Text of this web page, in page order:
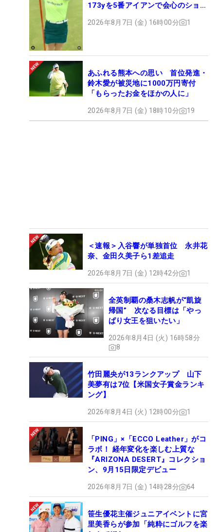
173yを5番アイアンで会心のショッ
2026年8月7日 (金) 16時00分 1
あふれる熊本への思い 首位発進・
鈴木愛が被災地に1000万円寄付
「もらったお金をほかの人に」
2026年8月7日 (金) 18時10分 19
＜速報＞入谷響が単独首位 永井花
奈、金田久美子ら1差追走
2026年8月7日 (金) 12時42分 1
全英制覇の桑木志帆が“凱旋
帰国” 次なる目標は「やっ
ぱり女王を狙いたい」
2026年8月4日 (火) 16時58分
8
竹田麗央が13ランクアップ 山下
美夢有は7位【米国女子賞金ランキ
ング】
2026年8月4日 (火) 12時00分 1
「PING」×「ECCO Leather」がコ
ラボ！ 経年変化を楽しむ上質な
『ARIZONA DESERT』コレクショ
ン、9月15日限定デビュー
2026年8月7日 (金) 14時28分 64
笹生優花主催ジュニアイベントに宮
里美香らが参加「純粋にゴルフを楽